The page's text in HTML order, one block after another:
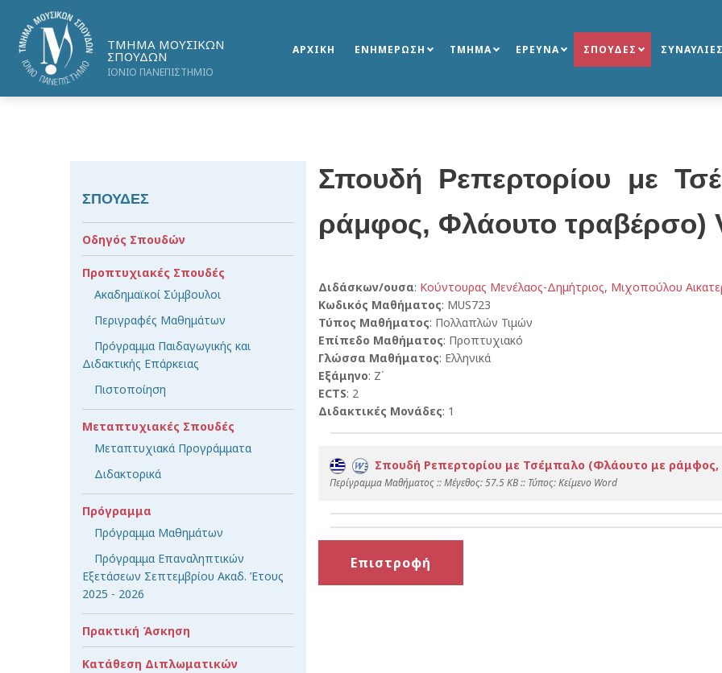
ΤΜΗΜΑ ΜΟΥΣΙΚΩΝ
ΣΠΟΥΔΩΝ
ΙΟΝΙΟ ΠΑΝΕΠΙΣΤΗΜΙΟ
ΑΡΧΙΚΗ ΕΝΗΜΕΡΩΣΗ ΤΜΗΜΑ ΕΡΕΥΝΑ ΣΠΟΥΔΕΣ ΣΥΝΑΥΛΙΕΣ
Σπουδή Ρεπερτορίου με
ράμφος, Φλάουτο τραβέρσο)
Διδάσκων/ουσα: Κούντουρας Μενέλαος-Δημήτριος, Μιχοπούλου
Κωδικός Μαθήματος: MUS723
Τύπος Μαθήματος: Πολλαπλών Τιμών
Επίπεδο Μαθήματος: Προπτυχιακό
Γλώσσα Μαθήματος: Ελληνικά
Εξάμηνο: Ζ΄
ECTS: 2
Διδακτικές Μονάδες: 1
Σπουδή Ρεπερτορίου με Τσέμπαλο (Φλάουτο με ράμφος,
Περίγραμμα Μαθήματος :: Mέγεθος: 57.5 KB :: Τύπος: Kείμενο Word
Επιστροφή
ΣΠΟΥΔΕΣ
Οδηγός Σπουδών
Προπτυχιακές Σπουδές
Ακαδημαϊκοί Σύμβουλοι
Περιγραφές Μαθημάτων
Πρόγραμμα Παιδαγωγικής και
Διδακτικής Επάρκειας
Πιστοποίηση
Μεταπτυχιακές Σπουδές
Μεταπτυχιακά Προγράμματα
Διδακτορικά
Πρόγραμμα
Πρόγραμμα Μαθημάτων
Πρόγραμμα Επαναληπτικών
Εξετάσεων Σεπτεμβρίου Ακαδ. Έτους
2025 - 2026
Πρακτική Άσκηση
Κατάθεση Διπλωματικών